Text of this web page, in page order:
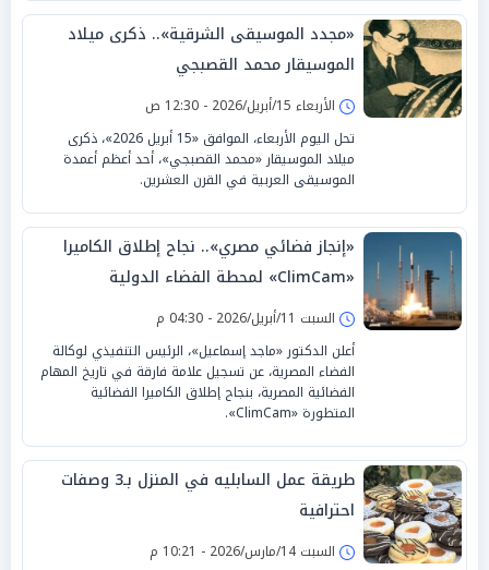
«مجدد الموسيقى الشرقية».. ذكرى ميلاد
الموسيقار محمد القصبجي
الأربعاء 15/أبريل/2026 - 12:30 ص
تحل اليوم الأربعاء، الموافق «15 أبريل 2026»، ذكرى
ميلاد الموسيقار «محمد القصبجي»، أحد أعظم أعمدة
الموسيقى العربية في القرن العشرين.
«إنجاز فضائي مصري».. نجاح إطلاق الكاميرا
«ClimCam» لمحطة الفضاء الدولية
السبت 11/أبريل/2026 - 04:30 م
أعلن الدكتور «ماجد إسماعيل»، الرئيس التنفيذي لوكالة
الفضاء المصرية، عن تسجيل علامة فارقة في تاريخ المهام
الفضائية المصرية، بنجاح إطلاق الكاميرا الفضائية
المتطورة «ClimCam».
طريقة عمل السابليه في المنزل بـ3 وصفات
احترافية
السبت 14/مارس/2026 - 10:21 م